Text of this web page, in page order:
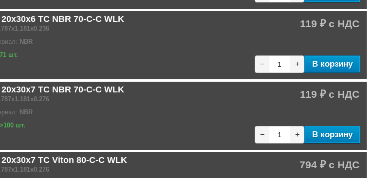
TC NBR 70-C-C WLK
NBR
71 шт.
119 ₽
− + В корзину
TC NBR 70-C-C WLK
NBR
>100 шт.
119 ₽
− + В корзину
TC Viton 80-C-C WLK 794 ₽